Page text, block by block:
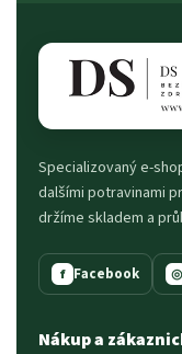
Specializovaný e-
dalšími potravinami
držíme skladem a
f Facebook ◎
Nákup a